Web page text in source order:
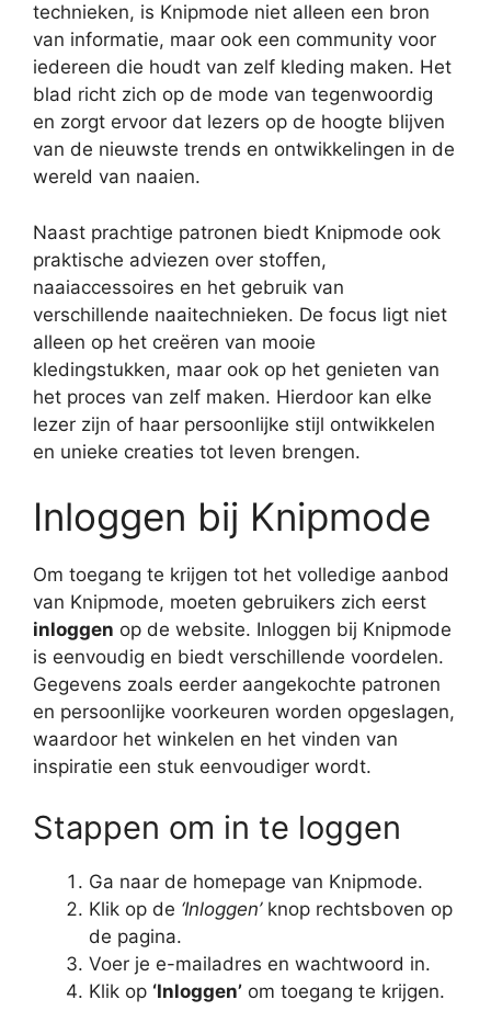
technieken, is Knipmode niet alleen een bron
van informatie, maar ook een community voor
iedereen die houdt van zelf kleding maken. Het
blad richt zich op de mode van tegenwoordig
en zorgt ervoor dat lezers op de hoogte blijven
van de nieuwste trends en ontwikkelingen in de
wereld van naaien.
Naast prachtige patronen biedt Knipmode ook
praktische adviezen over stoffen,
naaiaccessoires en het gebruik van
verschillende naaitechnieken. De focus ligt niet
alleen op het creëren van mooie
kledingstukken, maar ook op het genieten van
het proces van zelf maken. Hierdoor kan elke
lezer zijn of haar persoonlijke stijl ontwikkelen
en unieke creaties tot leven brengen.
Inloggen bij Knipmode
Om toegang te krijgen tot het volledige aanbod
van Knipmode, moeten gebruikers zich eerst
inloggen op de website. Inloggen bij Knipmode
is eenvoudig en biedt verschillende voordelen.
Gegevens zoals eerder aangekochte patronen
en persoonlijke voorkeuren worden opgeslagen,
waardoor het winkelen en het vinden van
inspiratie een stuk eenvoudiger wordt.
Stappen om in te loggen
Ga naar de homepage van Knipmode.
Klik op de ‘Inloggen’knop rechtsboven op
de pagina.
Voer je e-mailadres en wachtwoord in.
Klik op ‘Inloggen’ om toegang te krijgen.